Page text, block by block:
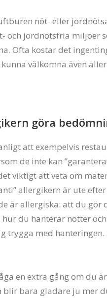
nöt- eller
och jordnötsfria miljöer
Ofta kostar det
välkomna även
göra
att exempelvis
de inte kan
viktigt att veta om
allergikern är ute
är allergiska: att du gör
du hanterar nötter
trygga med
en extra gång om du
blir bara gladare ju mer